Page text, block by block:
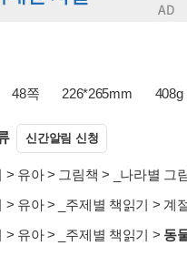
48쪽 226*265mm 408g
신간알림 신청
> 유아> 그림책 > _나라별 그
> 유아> _주제별 책읽기 > 계
> 유아> _주제별 책읽기 > 동